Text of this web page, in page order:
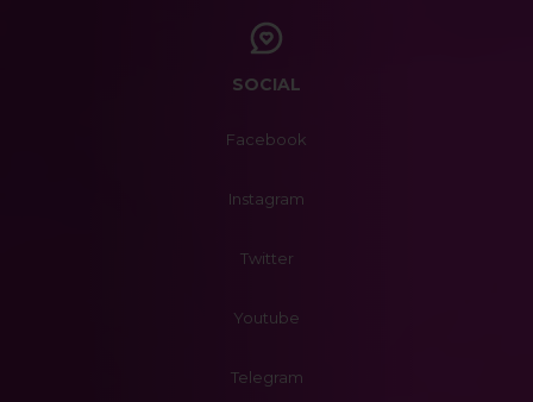
SOCIAL
Facebook
Instagram
Twitter
Youtube
Telegram